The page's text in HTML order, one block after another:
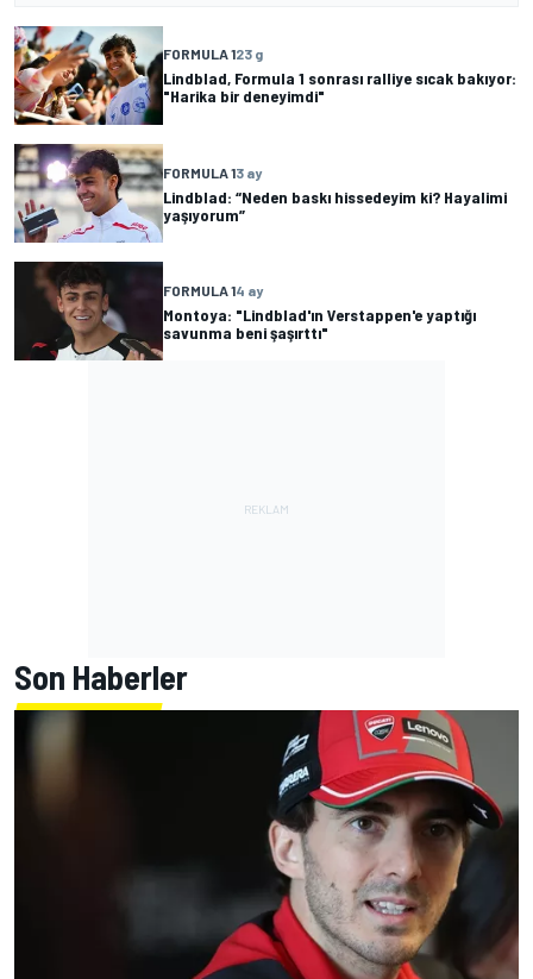
FORMULA 123 g
Lindblad, Formula 1 sonrası ralliye sıcak bakıyor:
"Harika bir deneyimdi"
FORMULA 13 ay
Lindblad: “Neden baskı hissedeyim ki? Hayalimi
yaşıyorum”
FORMULA 14 ay
Montoya: "Lindblad'ın Verstappen'e yaptığı
savunma beni şaşırttı"
Son Haberler